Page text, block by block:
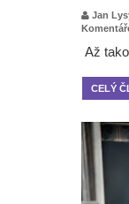
Jan
Až
CELÝ